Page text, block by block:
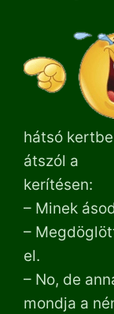
hátsó
átszól a
kerítésen:
– Minek
–
el.
– No, de
mondja a